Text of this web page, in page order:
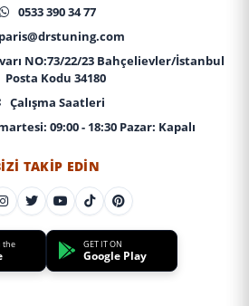
0533 390 34 77
NO:73/22/23 Bahçelievler/İstanbul
Posta Kodu 34180
Çalışma Saatleri
09:00 - 18:30 Pazar: Kapalı
TAKIP EDIN
the GET IT ON
Google Play